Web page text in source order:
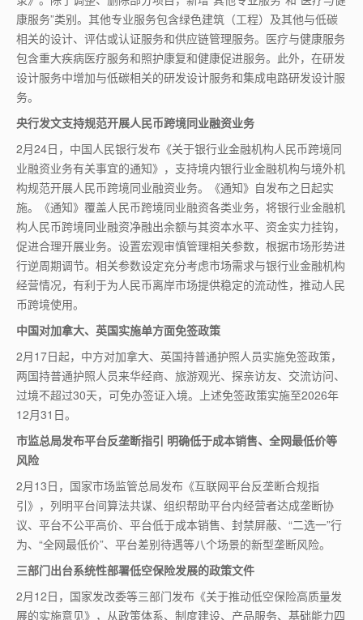
康服务”类别。其他专业服务包含绿色建筑（工程）及其他与低碳
相关的设计、评估或认证服务和供应链管理服务。医疗与健康服务
包含重大疾病医疗服务和照护康复和健康促进服务。此外，在研发
设计服务中增加与低碳相关的研发设计服务和集成电路研发设计服
务。
央行发文支持规范开展人民币跨境同业融资业务
2月24日，中国人民银行发布《关于银行业金融机构人民币跨境同
业融资业务有关事宜的通知》，支持境内银行业金融机构与境外机
构规范开展人民币跨境同业融资业务。《通知》自发布之日起实
施。《通知》覆盖人民币跨境同业融资各类业务，将银行业金融机
构人民币跨境同业融资净融出余额与其资本水平、资金实力挂钩，
促进合理开展业务。设置宏观审慎管理相关参数，根据市场形势进
行逆周期调节。相关参数设定充分考虑市场需求与银行业金融机构
经营情况，有利于为人民币离岸市场提供稳定的流动性，推动人民
币跨境使用。
中国对加拿大、英国实施单方面免签政策
2月17日起，中方对加拿大、英国持普通护照人员实施免签政策，
两国持普通护照人员来华经商、旅游观光、探亲访友、交流访问、
过境不超过30天，可免办签证入境。上述免签政策实施至2026年
12月31日。
市监总局发布平台反垄断指引 明确低于成本销售、全网最低价等
风险
2月13日，国家市场监管总局发布《互联网平台反垄断合规指
引》，列明平台间算法共谋、组织帮助平台内经营者达成垄断协
议、平台不公平高价、平台低于成本销售、封禁屏蔽、“二选一”行
为、“全网最低价”、平台差别待遇等八个场景的新型垄断风险。
三部门出台系统性部署低空保险发展的政策文件
2月12日，国家发改委等三部门发布《关于推动低空保险高质量发
展的实施意见》，从政策体系、制度建设、产品服务、基础能力四